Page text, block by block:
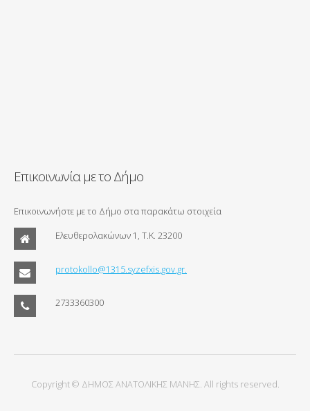
Επικοινωνία με το Δήμο
Επικοινωνήστε με το Δήμο στα παρακάτω στοιχεία
Ελευθερολακώνων 1, Τ.Κ. 23200
protokollo@1315.syzefxis.gov.gr.
2733360300
Copyright © ΔΗΜΟΣ ΑΝΑΤΟΛΙΚΗΣ ΜΑΝΗΣ. All rights reserved.